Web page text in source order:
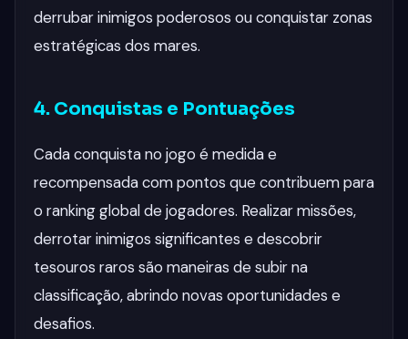
derrubar inimigos poderosos ou conquistar zonas
estratégicas dos mares.
4. Conquistas e Pontuações
Cada conquista no jogo é medida e
recompensada com pontos que contribuem para
o ranking global de jogadores. Realizar missões,
derrotar inimigos significantes e descobrir
tesouros raros são maneiras de subir na
classificação, abrindo novas oportunidades e
desafios.